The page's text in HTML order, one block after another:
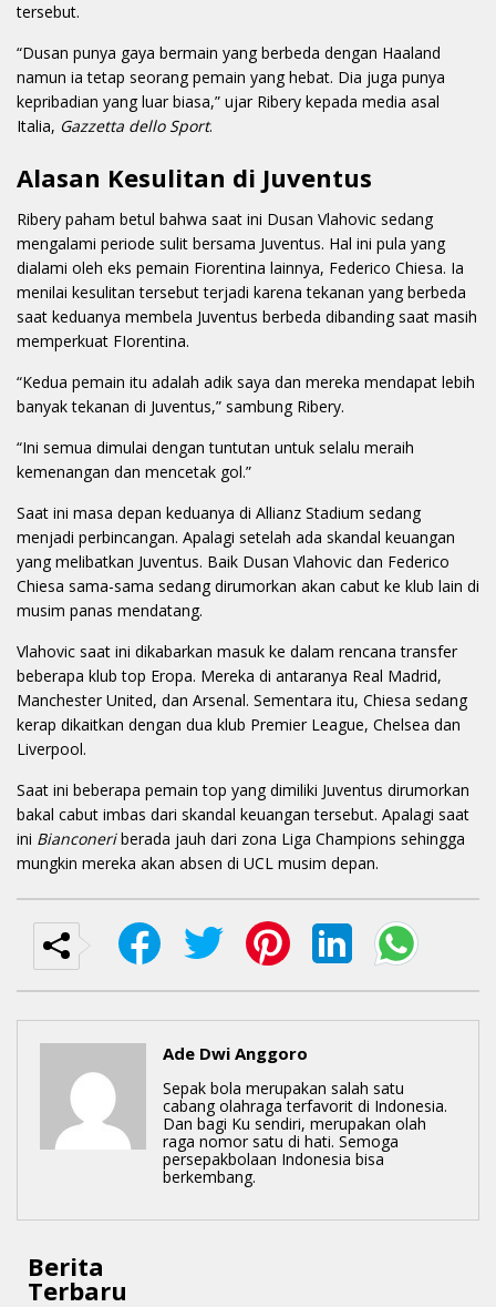
tersebut.
“Dusan punya gaya bermain yang berbeda dengan Haaland
namun ia tetap seorang pemain yang hebat. Dia juga punya
kepribadian yang luar biasa,” ujar Ribery kepada media asal
Italia, Gazzetta dello Sport.
Alasan Kesulitan di Juventus
Ribery paham betul bahwa saat ini Dusan Vlahovic sedang
mengalami periode sulit bersama Juventus. Hal ini pula yang
dialami oleh eks pemain Fiorentina lainnya, Federico Chiesa. Ia
menilai kesulitan tersebut terjadi karena tekanan yang berbeda
saat keduanya membela Juventus berbeda dibanding saat masih
memperkuat FIorentina.
“Kedua pemain itu adalah adik saya dan mereka mendapat lebih
banyak tekanan di Juventus,” sambung Ribery.
“Ini semua dimulai dengan tuntutan untuk selalu meraih
kemenangan dan mencetak gol.”
Saat ini masa depan keduanya di Allianz Stadium sedang
menjadi perbincangan. Apalagi setelah ada skandal keuangan
yang melibatkan Juventus. Baik Dusan Vlahovic dan Federico
Chiesa sama-sama sedang dirumorkan akan cabut ke klub lain di
musim panas mendatang.
Vlahovic saat ini dikabarkan masuk ke dalam rencana transfer
beberapa klub top Eropa. Mereka di antaranya Real Madrid,
Manchester United, dan Arsenal. Sementara itu, Chiesa sedang
kerap dikaitkan dengan dua klub Premier League, Chelsea dan
Liverpool.
Saat ini beberapa pemain top yang dimiliki Juventus dirumorkan
bakal cabut imbas dari skandal keuangan tersebut. Apalagi saat
ini Bianconeriberada jauh dari zona Liga Champions sehingga
mungkin mereka akan absen di UCL musim depan.
Ade Dwi Anggoro
Sepak bola merupakan salah satu
cabang olahraga terfavorit di Indonesia.
Dan bagi Ku sendiri, merupakan olah
raga nomor satu di hati. Semoga
persepakbolaan Indonesia bisa
berkembang.
Berita
Terbaru